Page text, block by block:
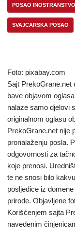
POSAO
SVAJCARSKA POSAO
Foto: pixabay.com
Sajt PrekoGrane.net
bave objavom
nalaze samo djelovi
originalnom oglasu
PrekoGrane.net nije
pronalaženju posla.
odgovornosti za
koje prenosi.
te ne snosi bilo
posljedice iz
prirode. Objavljene
Korišćenjem sajta
navedenim